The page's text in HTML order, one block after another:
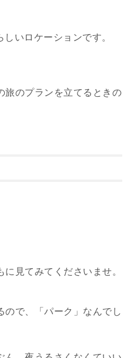
いロケーションです。
旅のプランを立てるときの
見てみてくださいませ。
ので、「パーク」なんでし